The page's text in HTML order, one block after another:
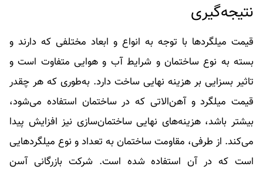
نتیجه‌گیری
قیمت میلگردها با توجه به انواع و ابعاد مختلفی که دارند و
بسته به نوع ساختمان و شرایط آب و هوایی متفاوت است و
تاثیر بسزایی بر هزینه نهایی ساخت دارد. به‌طوری که هر چقدر
قیمت میلگرد و آهن‌الاتی که در ساختمان استفاده می‌شود،
بیشتر باشد، هزینه‌های نهایی ساختمان‌سازی نیز افزایش پیدا
می‌کند. از طرفی، مقاومت ساختمان به تعداد و نوع میلگردهایی
است که در آن استفاده شده است. شرکت بازرگانی آسن